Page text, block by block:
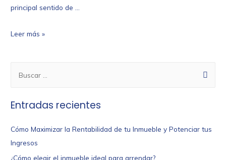
principal sentido de …
Leer más »
Entradas recientes
Cómo Maximizar la Rentabilidad de tu Inmueble y Potenciar tus
Ingresos
¿Cómo elegir el inmueble ideal para arrendar?